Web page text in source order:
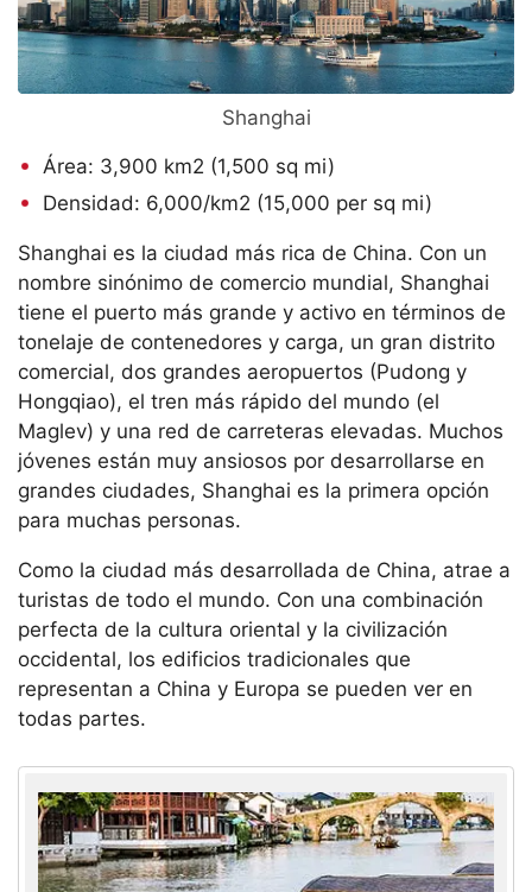
Shanghai
Área: 3,900 km2 (1,500 sq mi)
Densidad: 6,000/km2 (15,000 per sq mi)
Shanghai es la ciudad más rica de China. Con un
nombre sinónimo de comercio mundial, Shanghai
tiene el puerto más grande y activo en términos de
tonelaje de contenedores y carga, un gran distrito
comercial, dos grandes aeropuertos (Pudong y
Hongqiao), el tren más rápido del mundo (el
Maglev) y una red de carreteras elevadas. Muchos
jóvenes están muy ansiosos por desarrollarse en
grandes ciudades, Shanghai es la primera opción
para muchas personas.
Como la ciudad más desarrollada de China, atrae a
turistas de todo el mundo. Con una combinación
perfecta de la cultura oriental y la civilización
occidental, los edificios tradicionales que
representan a China y Europa se pueden ver en
todas partes.